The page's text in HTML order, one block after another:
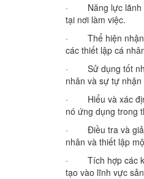
· Năng lực lãnh
tại nơi làm việc.
· Thể hiện nhận
các thiết lập cá
· Sử dụng tốt
nhân và sự tự
· Hiểu và xác
nó ứng dụng trong
· Điều tra và giải
nhân và thiết lập
· Tích hợp các
tạo vào lĩnh vực